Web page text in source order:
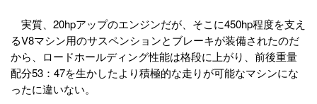
実質、20hpアップのエンジンだが、そこに450hp程度を支え
るV8マシン用のサスペンションとブレーキが装備されたのだ
から、ロードホールディング性能は格段に上がり、前後重量
配分53：47を生かしたより積極的な走りが可能なマシンにな
ったに違いない。